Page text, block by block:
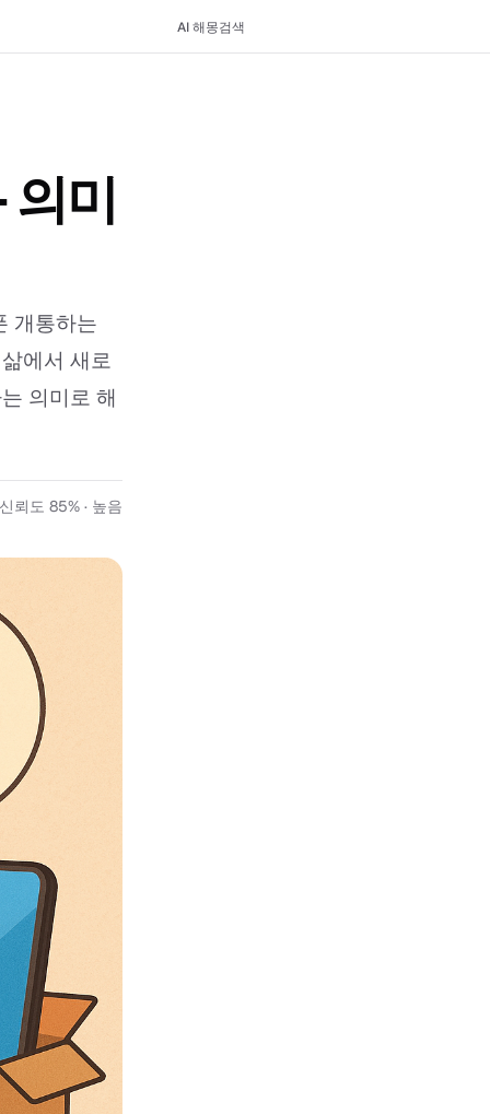
AI 해몽검색
의미
개통하는
에서 새로
의미로 해
뢰도 85% · 높음